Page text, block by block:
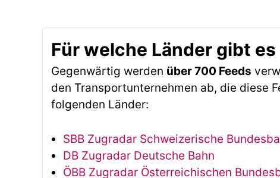
Für welche Länder gibt
Gegenwärtig werden über 700 Feeds
den Transportunternehmen ab, die diese
folgenden Länder:
SBB Zugradar Schweizerische
DB Zugradar Deutsche Bahn
ÖBB Zugradar Österreichischen